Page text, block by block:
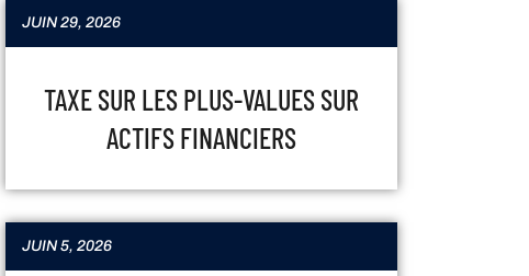
JUIN 29, 2026
TAXE SUR LES PLUS-VALUES SUR
ACTIFS FINANCIERS
JUIN 5, 2026